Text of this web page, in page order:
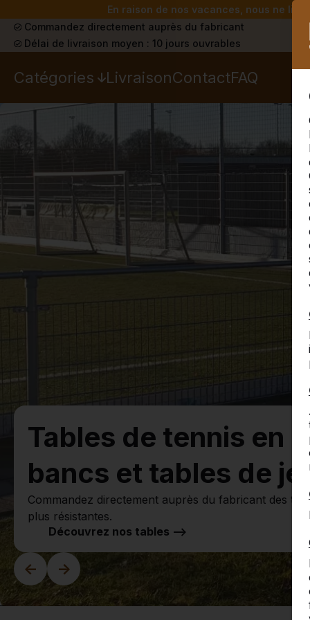
En raison de nos vacances, nous ne
Commandez directement auprès du fabricant
Délai de livraison moyen : 10 jours ouvrables
Catégories LivraisonContactFAQ
<- ->
Tables de tennis en
bancs et tables de
Commandez directement auprès du fabricant des
plus résistantes.
Découvrez nos tables -->